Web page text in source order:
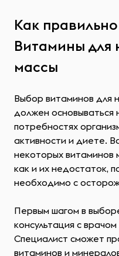
Как
Витамины
массы
Выбор витаминов для
должен основываться
потребностях
активности и диете.
некоторых
как и их недостаток,
необходимо с
Первым шагом в
консультация с
Специалист сможет
витаминов и